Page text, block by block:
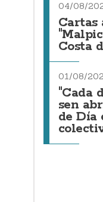
04/08/
Cartas
Costa
01/08/
"Cada
sen
de Día